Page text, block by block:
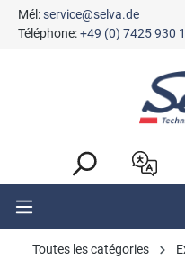
principal
Mél:service@selva.de
Téléphone:+49 (0) 7425 930
Toutes les catégories